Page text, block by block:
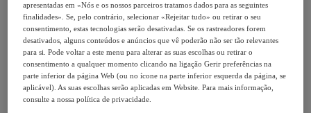
apresentadas em «Nós e os nossos parceiros tratamos dados para as seguintes
finalidades». Se, pelo contrário, selecionar «Rejeitar tudo» ou retirar o seu
consentimento, estas tecnologias serão desativadas. Se os rastreadores forem
desativados, alguns conteúdos e anúncios que vê poderão não ser tão relevantes
para si. Pode voltar a este menu para alterar as suas escolhas ou retirar o
consentimento a qualquer momento clicando na ligação Gerir preferências na
parte inferior da página Web (ou no ícone na parte inferior esquerda da página, se
aplicável). As suas escolhas serão aplicadas em Website. Para mais informação,
consulte a nossa política de privacidade.